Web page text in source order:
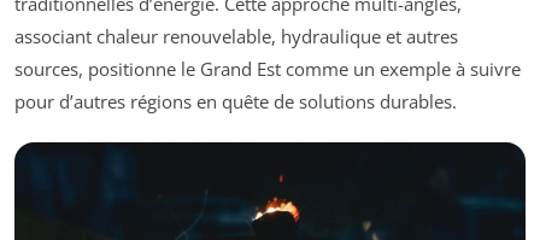
associant chaleur renouvelable, hydraulique et autres
sources, positionne le Grand Est comme un exemple à suivre
pour d’autres régions en quête de solutions durables.